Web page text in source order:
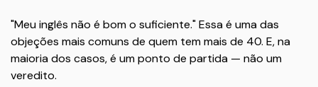
"Meu inglês não é bom o suficiente." Essa é uma das
objeções mais comuns de quem tem mais de 40. E, na
maioria dos casos, é um ponto de partida — não um
veredito.